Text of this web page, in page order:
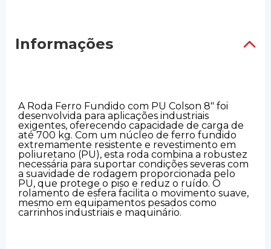
Informações
A Roda Ferro Fundido com PU Colson 8" foi
desenvolvida para aplicações industriais
exigentes, oferecendo capacidade de carga de
até 700 kg. Com um núcleo de ferro fundido
extremamente resistente e revestimento em
poliuretano (PU), esta roda combina a robustez
necessária para suportar condições severas com
a suavidade de rodagem proporcionada pelo
PU, que protege o piso e reduz o ruído. O
rolamento de esfera facilita o movimento suave,
mesmo em equipamentos pesados como
carrinhos industriais e maquinário.